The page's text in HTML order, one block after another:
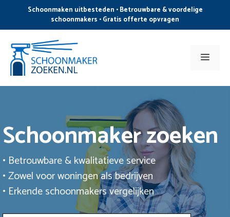
de
inhoud
Schoonmaken uitbesteden • Betrouwbare & voordelige
schoonmakers • Gratis offerte opvragen
Menu
Schoonmaker zoeken
• Betrouwbare & kwalitatieve service
• Zowel voor woningen als bedrijven
• Erkende schoonmakers vergelijken